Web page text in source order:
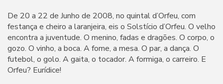
De 20 a 22 de Junho de 2008, no quintal d’Orfeu, com
festança e cheiro a laranjeira, eis o Solstício d’Orfeu. O velho
encontra a juventude. O menino, fadas e dragões. O corpo, o
gozo. O vinho, a boca. A fome, a mesa. O par, a dança. O
futebol, o golo. A gaita, o tocador. A formiga, o carreiro. E
Orfeu? Eurídice!